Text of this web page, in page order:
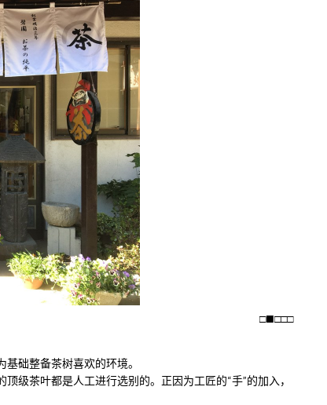
□ □□□
础整备茶树喜欢的环境。
级茶叶都是人工进行选别的。正因为工匠的“手”的加入，